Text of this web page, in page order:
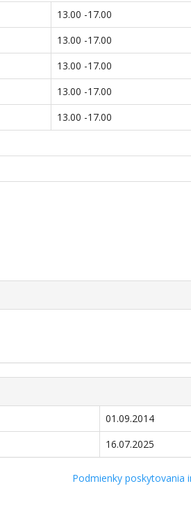
13.00 -17.00
13.00 -17.00
13.00 -17.00
13.00 -17.00
13.00 -17.00
01.09.2014
16.07.2025
Podmienky poskytovania